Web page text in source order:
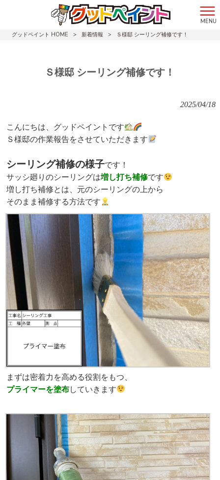
MENU
グッドペイント HOME
> 新着情報 > Ｓ様邸 シーリング補修です！
Ｓ様邸 シーリング補修です！
2025/04/18
こんにちは、グッドペイントです
Ｓ様邸の作業報告をさせていただきます
シーリング補修の様子です！
サッシ廻りのシーリングは増し打ち補修です
増し打ち補修とは、元のシーリングの上から
そのまま補修する方法です
まずは密着力を高める役割をもつ、
プライマーを塗布していきます